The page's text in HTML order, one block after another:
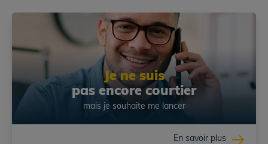
Je ne suis
pas encore courtier
mais je souhaite me lancer
En savoir plus